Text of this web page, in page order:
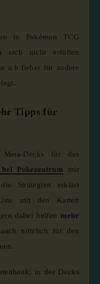
in Pokémon TCG
sich nicht erfüllen
ich lieber für andere
Tipps für
Decks für das
Pokezentrum
mir
Strategien erklärt
mit den Karten
dabei helfen mehr
nützlich für den
in der Decks